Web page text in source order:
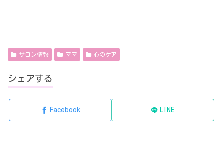
サロン情報 ママ 心のケア
シェアする
Facebook LINE